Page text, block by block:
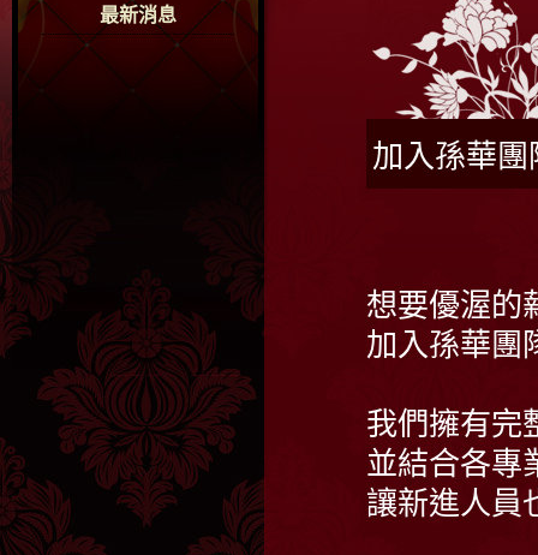
最新消息
加入孫華
想要優渥的
加入孫華團
我們擁有完
並結合各專
讓新進人員